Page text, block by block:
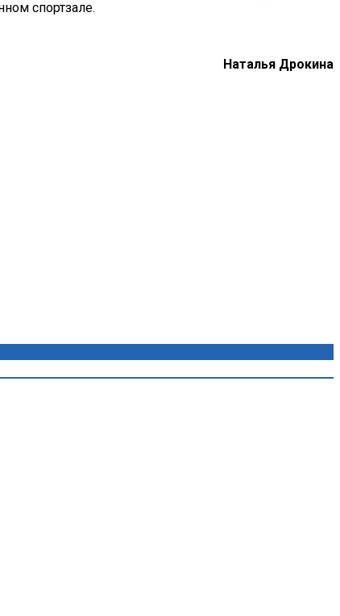
спортзале.
Наталья Дрокина